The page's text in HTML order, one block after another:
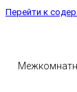
Перейти к